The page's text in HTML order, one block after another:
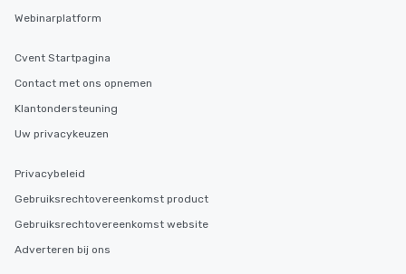
Webinarplatform
Cvent Startpagina
Contact met ons opnemen
Klantondersteuning
Uw privacykeuzen
Privacybeleid
Gebruiksrechtovereenkomst product
Gebruiksrechtovereenkomst website
Adverteren bij ons